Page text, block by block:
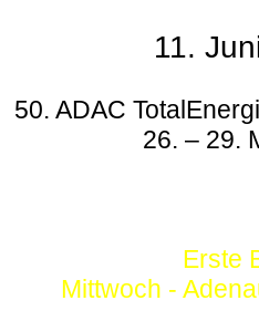
11.
50. ADAC
26. – 29.
Erste
Mittwoch -